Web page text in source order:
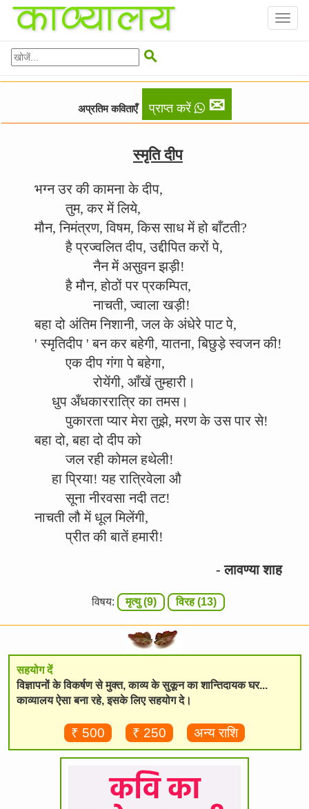

अप्रतिम कविताएँ प्राप्त करें ✉
स्मृति दीप
भग्न उर की कामना के दीप,
तुम, कर में लिये,
मौन, निमंत्रण, विषम, किस साध में हो बाँटती?
है प्रज्वलित दीप, उद्दीपित करों पे,
नैन में असुवन झड़ी!
है मौन, होठों पर प्रकम्पित,
नाचती, ज्वाला खड़ी!
बहा दो अंतिम निशानी, जल के अंधेरे पाट पे,
' स्मृतिदीप ' बन कर बहेगी, यातना, बिछुड़े स्वजन की!
एक दीप गंगा पे बहेगा,
रोयेंगी, आँखें तुम्हारी।
धुप अँधकाररात्रि का तमस।
पुकारता प्यार मेरा तुझे, मरण के उस पार से!
बहा दो, बहा दो दीप को
जल रही कोमल हथेली!
हा प्रिया! यह रात्रिवेला औ
सूना नीरवसा नदी तट!
नाचती लौ में धूल मिलेंगी,
प्रीत की बातें हमारी!
- लावण्या शाह
विषय: मृत्यु (9) विरह (13)
सहयोग दें
विज्ञापनों के विकर्षण से मुक्त, काव्य के सुकून का शान्तिदायक घर...
काव्यालय ऐसा बना रहे, इसके लिए सहयोग दे।
₹ 500 ₹ 250 अन्य राशि